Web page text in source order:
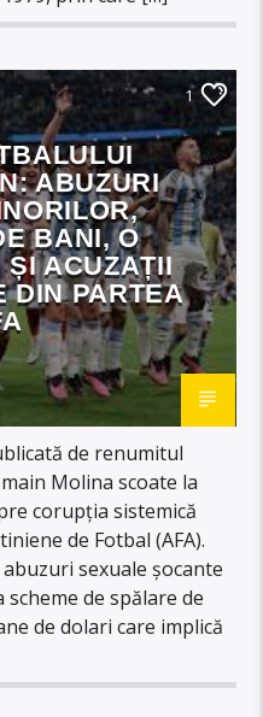
1
ABUZURI
BANI, O
ACUZAȚII
DIN PARTEA
de renumitul
Molina scoate la
corupția sistemică
de Fotbal (AFA).
sexuale șocante
de spălare de
de dolari care implică